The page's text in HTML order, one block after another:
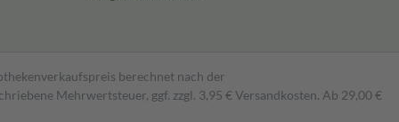
berechnet nach der
Mehrwertsteuer, ggf. zzgl. 3,95 € Versandkosten. Ab 29,00 €